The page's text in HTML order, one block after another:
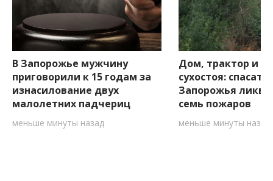
В Запорожье мужчину
приговорили к 15 годам за
изнасилование двух
малолетних падчериц
меньше минуты назад
Дом, трактор и 6
сухостоя:
Запорожья
семь пожаров
меньше минуты назад